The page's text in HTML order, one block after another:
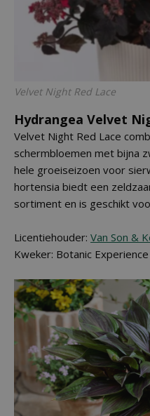
Velvet Night Red Lace
Hydrangea Velvet
Velvet Night Red Lace
schermbloemen met bijna
hele groeiseizoen voor
hortensia biedt een
sortiment en is geschikt
Licentiehouder: Van Son &
Kweker: Botanic Experience